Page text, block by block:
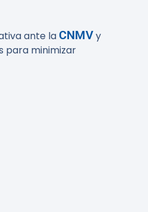
ante la CNMVy
para minimizar